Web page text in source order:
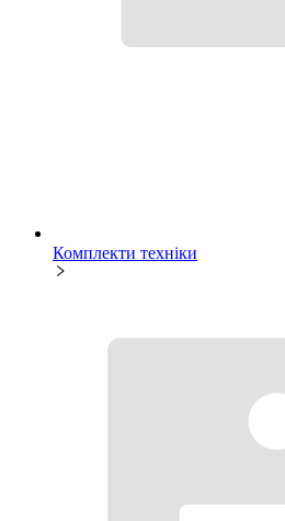
Комплекти техніки